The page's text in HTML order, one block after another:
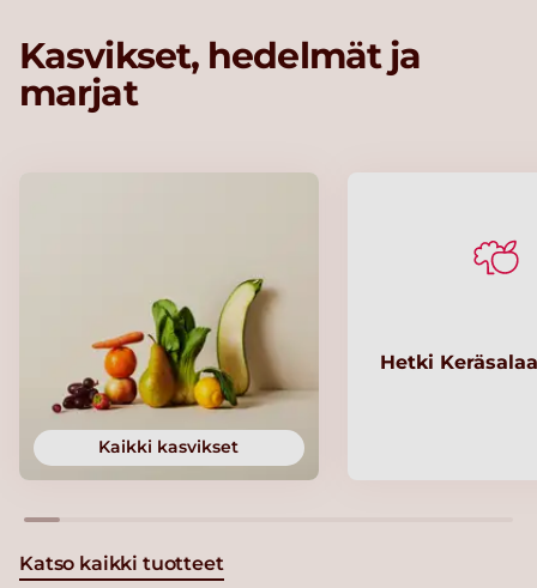
Kasvikset, hedelmät ja
marjat
Kaikki kasvikset
Hetki
Katso kaikki tuotteet